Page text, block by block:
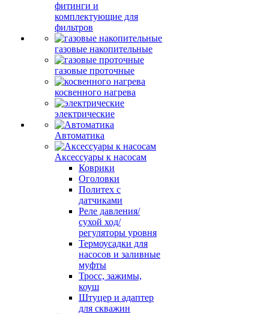
фитинги и
комплектующие для
фильтров
газовые накопительные
газовые проточные
косвенного нагрева
электрические
Автоматика
Аксессуары к насосам
Коврики
Оголовки
Политех с
датчиками
Реле давления/
сухой ход/
регуляторы уровня
Термоусадки для
насосов и заливные
муфты
Тросс, зажимы,
коуш
Штуцер и адаптер
для скважин